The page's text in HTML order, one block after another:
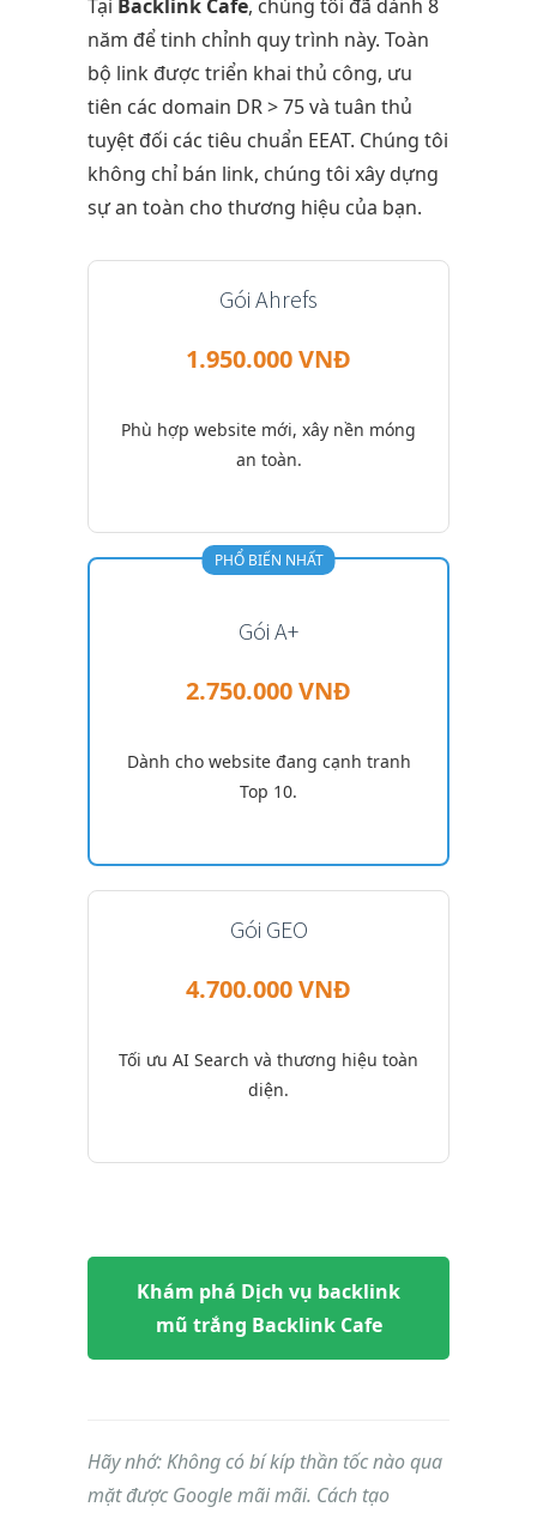
Tại Backlink Cafe, chúng tôi đã dành 8
năm để tinh chỉnh quy trình này. Toàn
bộ link được triển khai thủ công, ưu
tiên các domain DR > 75 và tuân thủ
tuyệt đối các tiêu chuẩn EEAT. Chúng tôi
không chỉ bán link, chúng tôi xây dựng
sự an toàn cho thương hiệu của bạn.
Gói Ahrefs
1.950.000 VNĐ
Phù hợp website mới, xây nền móng
an toàn.
PHỔ BIẾN NHẤT
Gói A+
2.750.000 VNĐ
Dành cho website đang cạnh tranh
Top 10.
Gói GEO
4.700.000 VNĐ
Tối ưu AI Search và thương hiệu toàn
diện.
Khám phá Dịch vụ backlink
mũ trắng Backlink Cafe
Hãy nhớ: Không có bí kíp thần tốc nào qua
mặt được Google mãi mãi. Cách tạo